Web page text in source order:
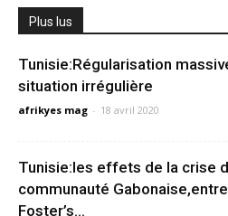
Plus lus
Tunisie:Régularisation
situation irrégulière
afrikyes mag - 18 avril 2020
Tunisie:les effets de la crise
communauté
Foster’s...